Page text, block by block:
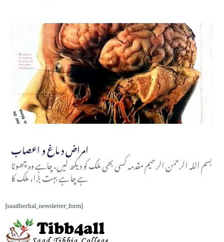
امراض د ماغ و اعصاب
بسم اللہ الرحمٰن الرحیم مقدمہ کسی بھی ملک کو دیکھ لیں، چاہے وہ چھوٹا
ہے چاہے بہت بڑا، ملک کا
[saadherbal_newsletter_form]